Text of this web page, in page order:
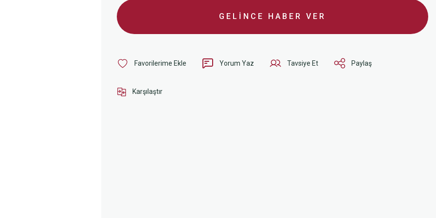
GELİNCE HABER VER
Yorum Yaz Tavsiye Et Paylaş
Karşılaştır